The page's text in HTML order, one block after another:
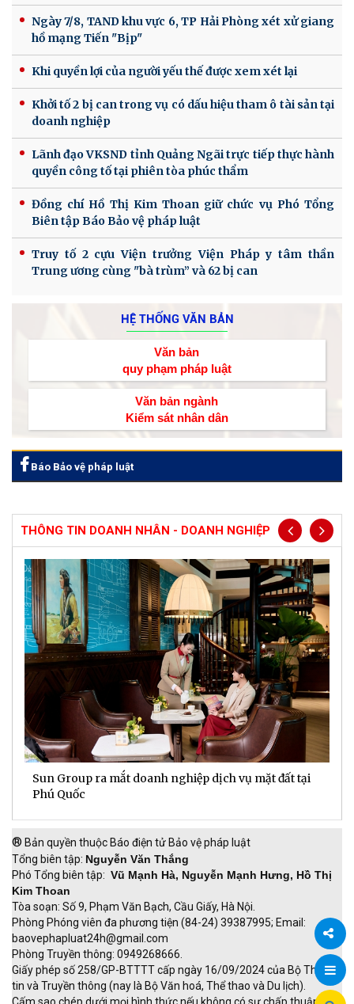
Chia
Ngày 7/8, TAND khu vực 6, TP Hải Phòng xét xử giang
hồ mạng Tiến "Bịp"
Khi quyền lợi của người yếu thế được xem xét lại
Khởi tố 2 bị can trong vụ có dấu hiệu tham ô tài sản tại
doanh nghiệp
Lãnh đạo VKSND tỉnh Quảng Ngãi trực tiếp thực hành
quyền công tố tại phiên tòa phúc thẩm
Đồng chí Hồ Thị Kim Thoan giữ chức vụ Phó Tổng
Biên tập Báo Bảo vệ pháp luật
Truy tố 2 cựu Viện trưởng Viện Pháp y tâm thần
Trung ương cùng "bà trùm” và 62 bị can
HỆ THỐNG VĂN BẢN
Văn bản
quy phạm pháp luật
Văn bản ngành
Kiểm sát nhân dân
Báo Bảo vệ pháp luật
THÔNG TIN DOANH NHÂN - DOANH NGHIỆP
Chủ xe doanh nhân coi VinFast VF 9 là “văn phòng”
thứ hai
® Bản quyền thuộc Báo điện tử Bảo vệ pháp luật
Tổng biên tập: Nguyễn Văn Thắng
Phó Tổng biên tập: Vũ Mạnh Hà, Nguyễn Mạnh Hưng, Hồ Thị
Kim Thoan
Tòa soạn: Số 9, Phạm Văn Bạch, Cầu Giấy, Hà Nội.
Phòng Phóng viên đa phương tiện (84-24) 39387995; Email:
baovephapluat24h@gmail.com
Phòng Truyền thông: 0949268666.
Giấy phép số 258/GP-BTTTT cấp ngày 16/09/2024 của Bộ Thông
tin và Truyền thông (nay là Bộ Văn hoá, Thể thao và Du lịch).